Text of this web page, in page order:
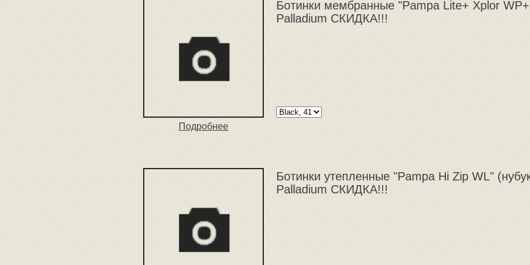
Подробнее
Ботинки мембранные "Pampa Lite+ Xplor
Palladium СКИДКА!!!
Ботинки утепленные "Pampa Hi Zip WL"
Palladium СКИДКА!!!